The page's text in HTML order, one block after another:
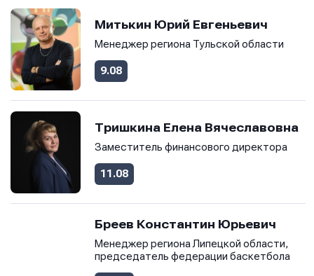
Митькин Юрий Евгеньевич
Менеджер региона Тульской области
9.08
Тришкина Елена Вячеславовна
Заместитель финансового директора
11.08
Бреев Константин Юрьевич
Менеджер региона Липецкой области,
председатель федерации баскетбола
Нажимая кнопку “Отправить”, вы соглашаетесь с
условиями обработки персональных данных
Нажимая кнопку “Отправить”, вы соглашаетесь с
условиями обработки персональных данных
Отправить
Нажимая кнопку “Отправить”, вы соглашаетесь с
условиями обработки персональных данных